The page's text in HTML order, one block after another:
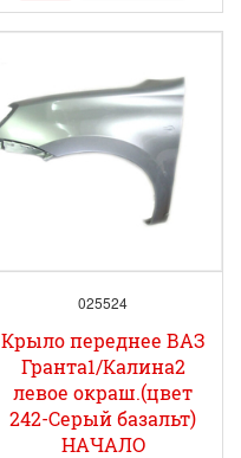
025524
Крыло переднее ВАЗ
Гранта1/Калина2
левое окраш.(цвет
242-Серый базальт)
НАЧАЛО